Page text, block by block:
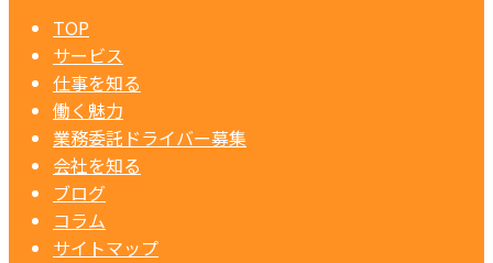
TOP
サービス
仕事を知る
働く魅力
業務委託ドライバー募集
会社を知る
ブログ
コラム
サイトマップ